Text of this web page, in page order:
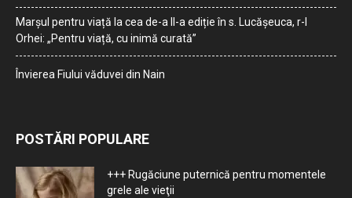
Marșul pentru viață la cea de-a II-a ediție în s. Lucășeuca, r-l
Orhei: „Pentru viață, cu inimă curată”
Învierea Fiului văduvei din Nain
POSTĂRI POPULARE
+++ Rugăciune puternică pentru momentele
grele ale vieţii